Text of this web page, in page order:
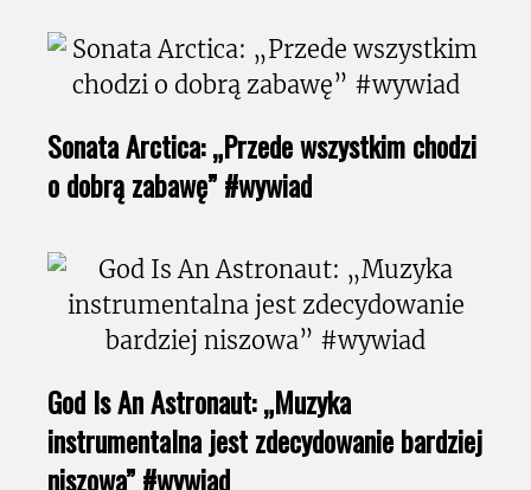
Sonata Arctica: „Przede wszystkim chodzi
o dobrą zabawę” #wywiad
God Is An Astronaut: „Muzyka
instrumentalna jest zdecydowanie bardziej
niszowa” #wywiad